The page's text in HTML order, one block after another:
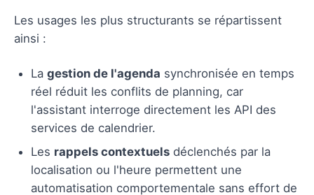
Les usages les plus structurants se répartissent
ainsi :
La gestion de l'agenda synchronisée en temps
réel réduit les conflits de planning, car
l'assistant interroge directement les API des
services de calendrier.
Les rappels contextuels déclenchés par la
localisation ou l'heure permettent une
automatisation comportementale sans effort de